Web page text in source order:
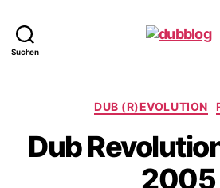
Suchen
DUB (R)EVOLUTION
Dub
2005